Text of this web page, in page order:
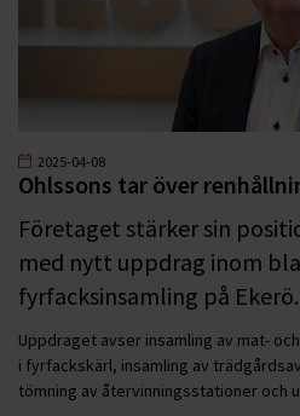
2025-04-08
Ohlssons tar över
Företaget stärker sin
med nytt uppdrag inom
fyrfacksinsamling på Ekerö.
Uppdraget avser insamling av mat-
i fyrfackskärl, insamling av
tömning av återvinningsstationer och